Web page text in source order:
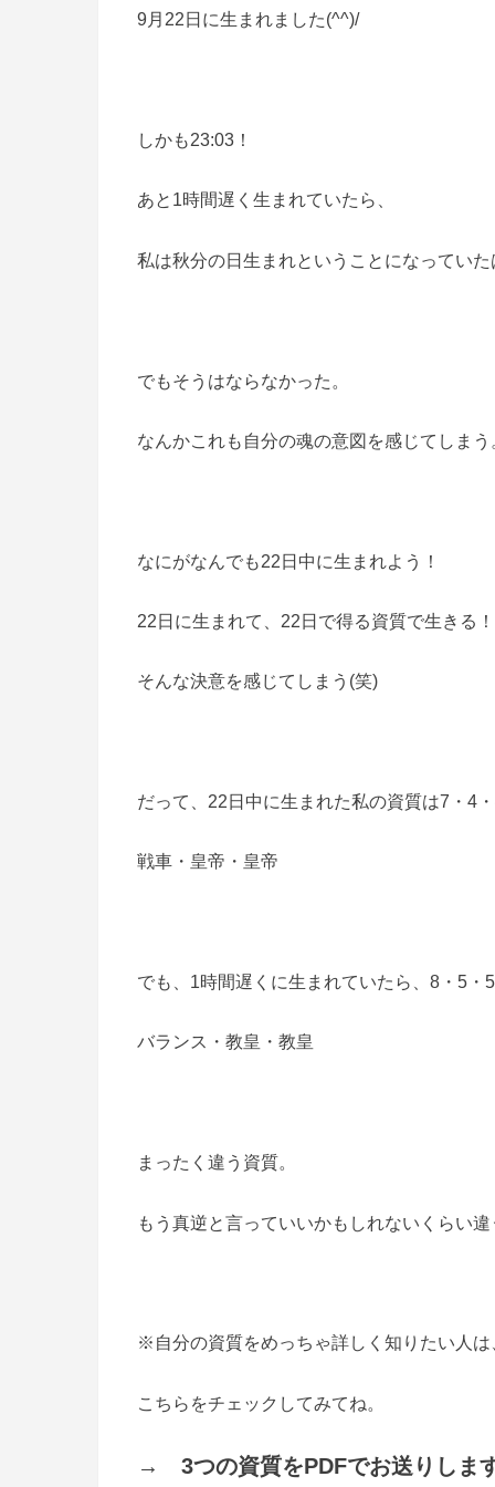
9月22日に生まれました(^^)/
しかも23:03！
あと1時間遅く生まれていたら、
私は秋分の日生まれということになっていた
でもそうはならなかった。
なんかこれも自分の魂の意図を感じてしまう
なにがなんでも22日中に生まれよう！
22日に生まれて、22日で得る資質で生きる！
そんな決意を感じてしまう(笑)
だって、22日中に生まれた私の資質は7・4・
戦車・皇帝・皇帝
でも、1時間遅くに生まれていたら、8・5・5
バランス・教皇・教皇
まったく違う資質。
もう真逆と言っていいかもしれないくらい違
※自分の資質をめっちゃ詳しく知りたい人は
こちらをチェックしてみてね。
→ 3つの資質をPDFでお送りしま